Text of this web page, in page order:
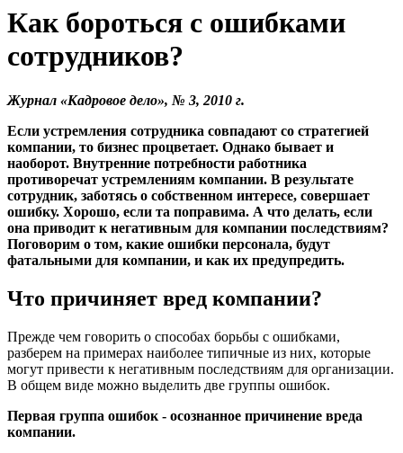
Как бороться с ошибками
сотрудников?
Журнал «Кадровое дело», № 3, 2010 г.
Если устремления сотрудника совпадают со стратегией
компании, то бизнес процветает. Однако бывает и
наоборот. Внутренние потребности работника
противоречат устремлениям компании. В результате
сотрудник, заботясь о собственном интересе, совершает
ошибку. Хорошо, если та поправима. А что делать, если
она приводит к негативным для компании последствиям?
Поговорим о том, какие ошибки персонала, будут
фатальными для компании, и как их предупредить.
Что причиняет вред компании?
Прежде чем говорить о способах борьбы с ошибками,
разберем на примерах наиболее типичные из них, которые
могут привести к негативным последствиям для организации.
В общем виде можно выделить две группы ошибок.
Первая группа ошибок - осознанное причинение вреда
компании.